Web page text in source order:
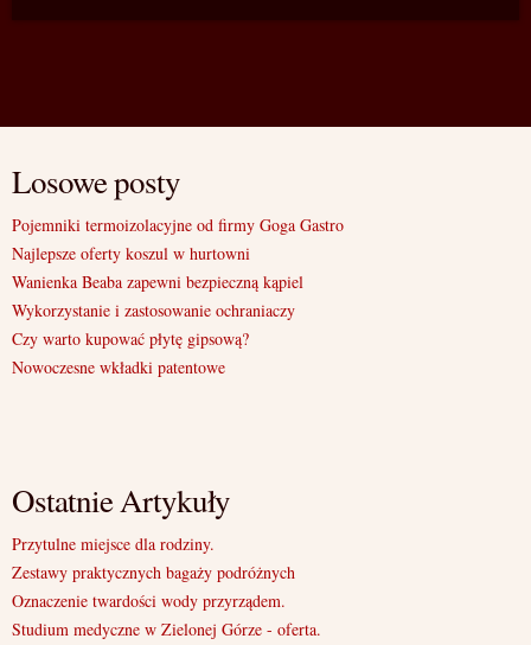
Losowe posty
Pojemniki termoizolacyjne od firmy Goga Gastro
Najlepsze oferty koszul w hurtowni
Wanienka Beaba zapewni bezpieczną kąpiel
Wykorzystanie i zastosowanie ochraniaczy
Czy warto kupować płytę gipsową?
Nowoczesne wkładki patentowe
Ostatnie Artykuły
Przytulne miejsce dla rodziny.
Zestawy praktycznych bagaży podróżnych
Oznaczenie twardości wody przyrządem.
Studium medyczne w Zielonej Górze - oferta.